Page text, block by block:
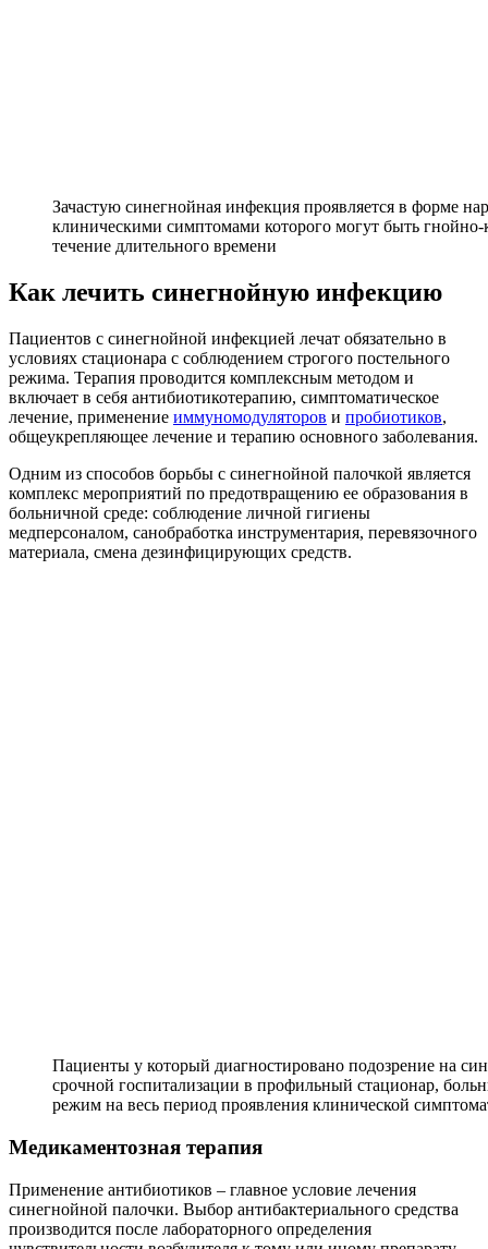
Зачастую синегнойная инфекция проявляется в форме
клиническими симптомами которого могут быть
течение длительного времени
Как лечить синегнойную инфекцию
Пациентов с синегнойной инфекцией лечат обязательно в
условиях стационара с соблюдением строгого постельного
режима. Терапия проводится комплексным методом и
включает в себя антибиотикотерапию, симптоматическое
лечение, применение иммуномодуляторов и пробиотиков,
общеукрепляющее лечение и терапию основного заболевания.
Одним из способов борьбы с синегнойной палочкой является
комплекс мероприятий по предотвращению ее образования в
больничной среде: соблюдение личной гигиены
медперсоналом, санобработка инструментария, перевязочного
материала, смена дезинфицирующих средств.
Пациенты у который диагностировано подозрение на
срочной госпитализации в профильный стационар,
режим на весь период проявления клинической
Медикаментозная терапия
Применение антибиотиков – главное условие лечения
синегнойной палочки. Выбор антибактериального средства
производится после лабораторного определения